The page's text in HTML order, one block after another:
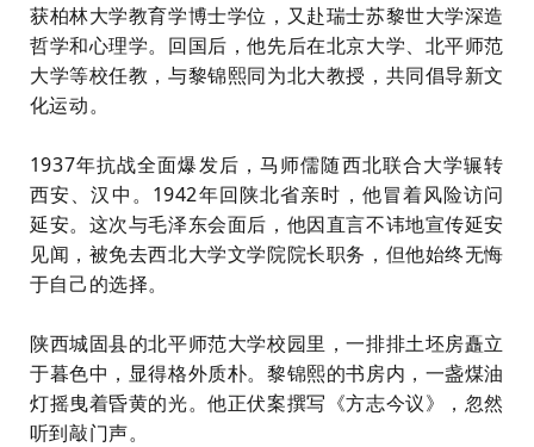
获柏林大学教育学博士学位，又赴瑞士苏黎世大学深造
哲学和心理学。回国后，他先后在北京大学、北平师范
大学等校任教，与黎锦熙同为北大教授，共同倡导新文
化运动。
1937年抗战全面爆发后，马师儒随西北联合大学辗转
西安、汉中。1942年回陕北省亲时，他冒着风险访问
延安。这次与毛泽东会面后，他因直言不讳地宣传延安
见闻，被免去西北大学文学院院长职务，但他始终无悔
于自己的选择。
陕西城固县的北平师范大学校园里，一排排土坯房矗立
于暮色中，显得格外质朴。黎锦熙的书房内，一盏煤油
灯摇曳着昏黄的光。他正伏案撰写《方志今议》，忽然
听到敲门声。